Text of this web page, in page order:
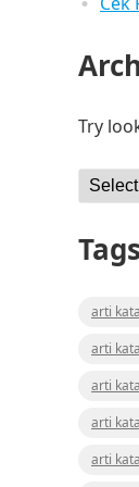
Try
Tags
arti
arti
arti
arti
arti